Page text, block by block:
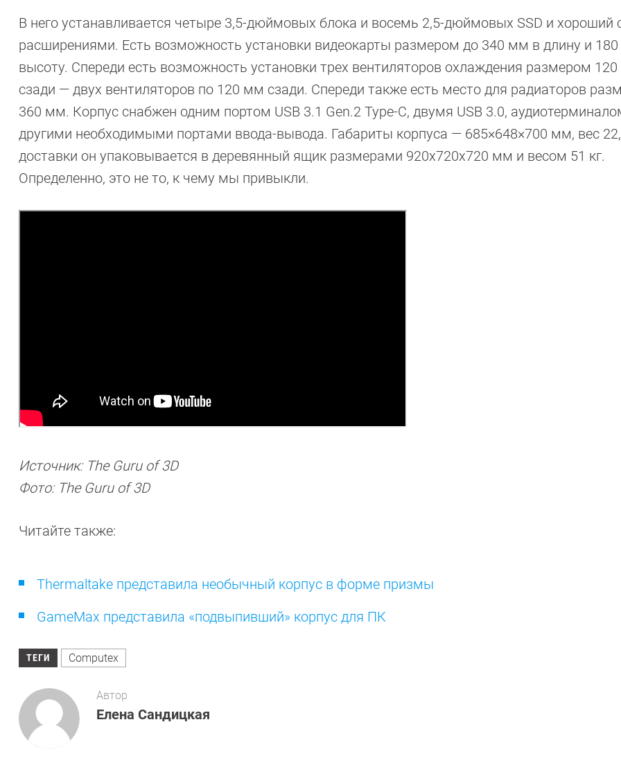
В него устанавливается четыре 3,5-дюймовых блока и восемь 2,5-дюймовых SSD и хороший
расширениями. Есть возможность установки видеокарты размером до 340 мм в длину и
высоту. Спереди есть возможность установки трех вентиляторов охлаждения размером
сзади — двух вентиляторов по 120 мм сзади. Спереди также есть место для радиаторов
360 мм. Корпус снабжен одним портом USB 3.1 Gen.2 Type-C, двумя USB 3.0,
другими необходимыми портами ввода-вывода. Габариты корпуса — 685×648×700 мм, вес
доставки он упаковывается в деревянный ящик размерами 920x720x720 мм и весом 51 кг.
Определенно, это не то, к чему мы привыкли.
Источник: The Guru of 3D
Фото: The Guru of 3D
Читайте также:
Thermaltake представила необычный корпус в форме призмы
GameMax представила «подвыпивший» корпус для ПК
ТЕГИ Computex
Автор
Елена Сандицкая